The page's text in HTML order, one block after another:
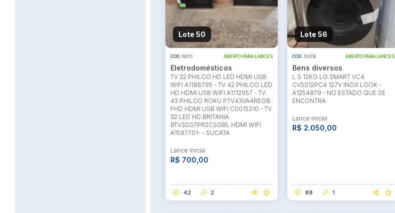
Lote 50
COD. 8855 ABERTO PARA LANCES
Eletrodomésticos
TV 32 PHILCO HD LED HDMI USB
WIFI A1186795 - TV 42 PHILCO LED
HD HDMI USB WIFI A1112957 - TV
43 PHILCO ROKU PTV43VA4REGB
FHD HDMI USB WIFI C0015310 - TV
32 LED HD BRITANIA
BTV32G7PR2CSGBL HDMI WIFI
A1597701- - SUCATA
Lance Inicial
R$ 700,00
42 2
Lote 56
COD. 10208 ABERTO PARA LANCES
Bens diversos
L S 12KG LG SMART VC4
CV5012PC4 127V INOX LOOK -
A1254879 - NO ESTADO QUE SE
ENCONTRA
Lance Inicial
R$ 2.050,00
89 1